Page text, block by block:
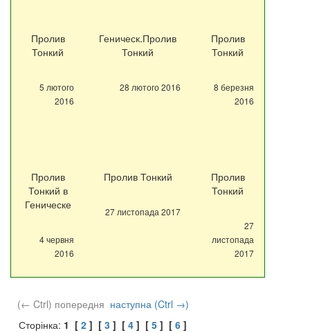
Пролив
Тонкий
5 лютого
2016
Геническ.Пролив
Тонкий
28 лютого 2016
Пролив
Тонкий
8 березня
2016
Пролив
Тонкий в
Геническе
4 червня
2016
Пролив Тонкий
27 листопада 2017
Пролив
Тонкий
27
листопада
2017
(← Ctrl) попередня наступна (Ctrl →)
Сторінка: 1 [2 ] [3 ] [4 ] [5 ] [6 ]